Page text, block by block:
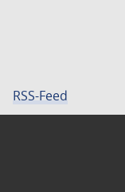
RSS-Feed